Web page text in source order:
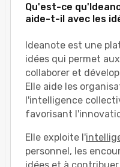
Qu'est-ce
aide-t-il avec les
Ideanote est une
idées qui permet
collaborer et
Elle aide les
l'intelligence
favorisant
Elle exploite l'
personnel, les